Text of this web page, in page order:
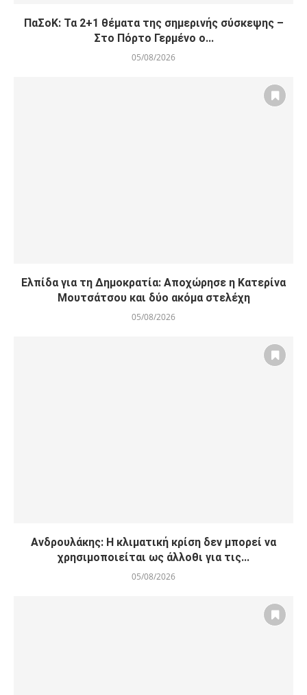
ΠαΣοΚ: Τα 2+1 θέματα της σημερινής σύσκεψης –
Στο Πόρτο Γερμένο ο...
05/08/2026
Ελπίδα για τη Δημοκρατία: Αποχώρησε η Κατερίνα
Μουτσάτσου και δύο ακόμα στελέχη
05/08/2026
Ανδρουλάκης: Η κλιματική κρίση δεν μπορεί να
χρησιμοποιείται ως άλλοθι για τις...
05/08/2026